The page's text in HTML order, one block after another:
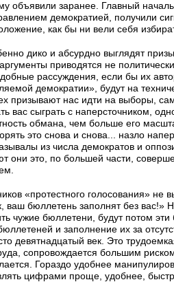
объявили заранее. Главный
демократией, получили
как бы ни вели себя
дико и абсурдно выглядят
аргументы приводятся не
рассуждения, если бы их
демократии», будут на
призывают нас идти на выборы,
вас сыграть с наперсточником,
обмана, чем больше его
это снова и снова... назло
из числа демократов и
они это, по большей части,
«протестного голосования»
ваш бюллетень заполнят без
чужие бюллетени, будут потом
и заполнение их за
девятнадцатый век. Это
сопровождается большим
Гораздо удобнее
цифрами проще, удобнее,